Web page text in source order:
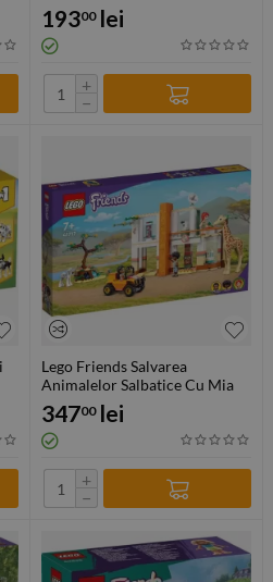
19300 lei
+
−
Lego Friends Salvarea
Animalelor Salbatice Cu Mia
41717
34700 lei
+
−